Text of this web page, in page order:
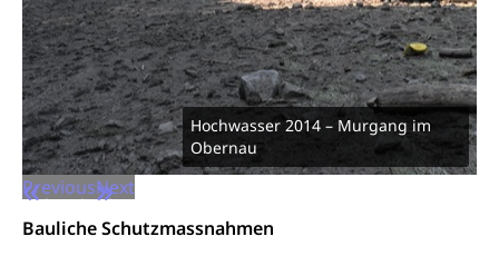
Hochwasser 2014 – Murgang im
Obernau
PreviousNext
Bauliche Schutzmassnahmen
Werkbeitrag, Produktionsbeitrag, Recherche,
Bildende Kunst, Angewandte Kunst, Theater/Tanz,
Musik, Entwicklung, Programmbeiträge,
Filmförderung, Regionale Förderfonds,
Werkankäufe, Kunstankäufe, Kunst und Bau, Schule
und Kultur, Kulturgesuche, Kulturvermittlung
Kulturförderung und Vermittlung
Angebote für Schulklassen
Zentralschweizer Filmförderung
Mobilität